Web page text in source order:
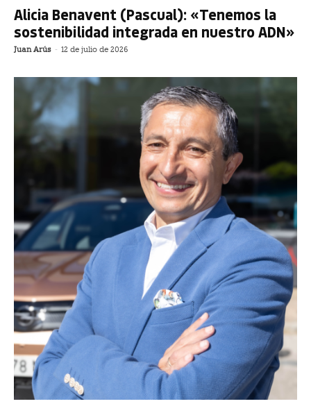
Alicia Benavent (Pascual): «Tenemos la
sostenibilidad integrada en nuestro ADN»
Juan Arús - 12 de julio de 2026